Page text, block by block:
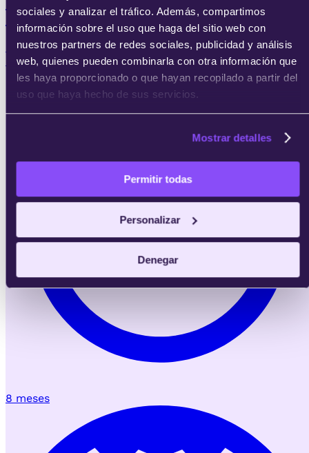
sociales y analizar el tráfico. Además, compartimos
información sobre el uso que haga del sitio web con
nuestros partners de redes sociales, publicidad y análisis
web, quienes pueden combinarla con otra información que
les haya proporcionado o que hayan recopilado a partir del
uso que haya hecho de sus servicios.
Mostrar detalles
Permitir todas
Personalizar
Denegar
3.0
Quiero desarrollar e implementar proyectos reales
basados en tecnología blockchain y Web3.
8 meses